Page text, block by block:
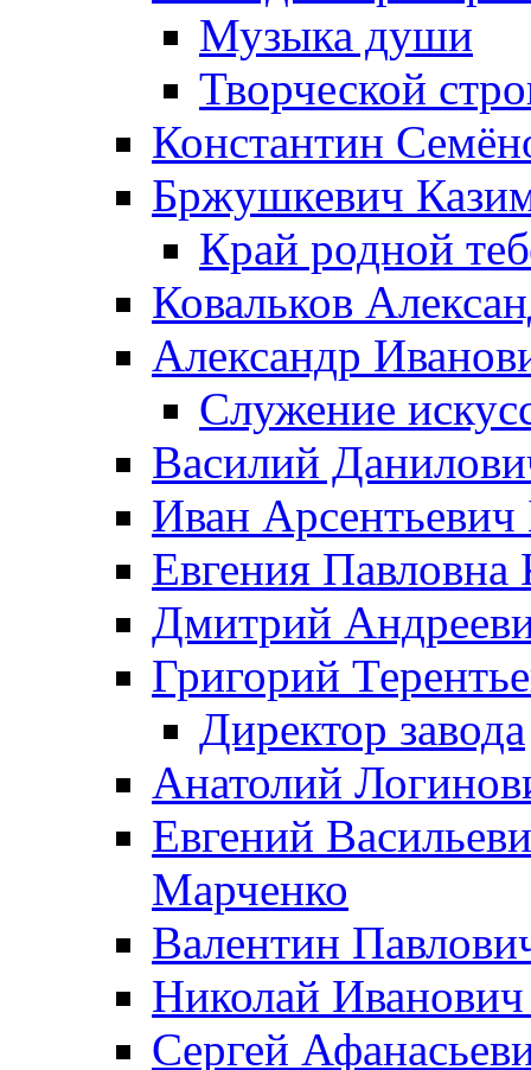
Музыка души
Творческой
Константин
Бржушкевич
Край родной
Ковальков
Александр
Служение
Василий
Иван
Евгения Павловна
Дмитрий
Григорий
Директор завода
Анатолий
Евгений
Марченко
Валентин
Николай Иванович
Сергей